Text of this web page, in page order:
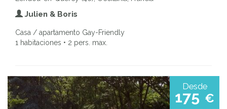
Julien & Boris
Casa / apartamento Gay-Friendly
1 habitaciones • 2 pers. max.
Desde
175 €